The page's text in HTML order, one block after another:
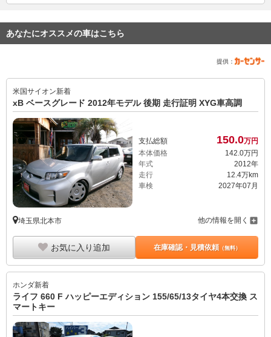
あなたにオススメの車はこちら
提供：
米国サイオン新着
xB ベースグレード 2012年モデル 後期 走行証明 XYG車高調
支払総額 150.0万円
本体価格
142.0万円
年式
2012年
走行
12.4万km
車検
2027年07月
埼玉県北本市 他の情報を開く
お気に入り追加 在庫確認・見積依頼（無料）
ホンダ新着
ライフ 660 F ハッピーエディション 155/65/13タイヤ4本交換 ス
マートキー